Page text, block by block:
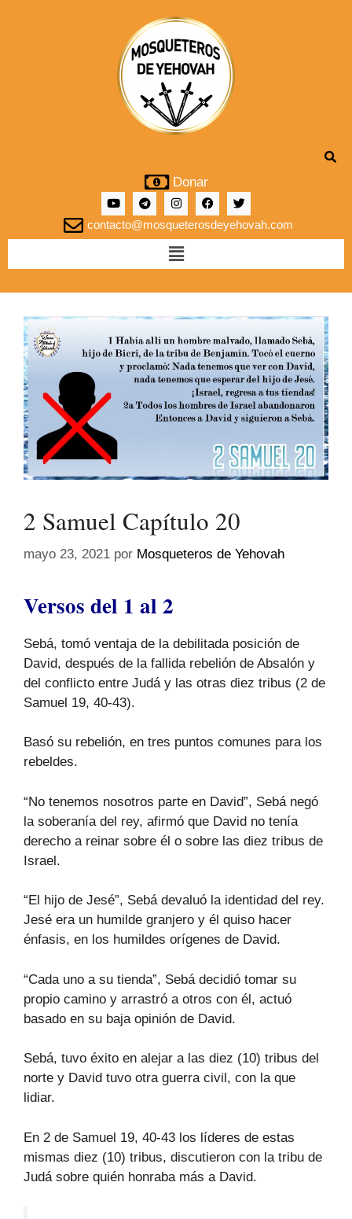
Donar
contacto@mosqueterosdeyehovah.com
2 Samuel Capítulo 20
mayo 23, 2021 por Mosqueteros de Yehovah
Versos del 1 al 2
Sebá, tomó ventaja de la debilitada posición de
David, después de la fallida rebelión de Absalón y
del conflicto entre Judá y las otras diez tribus (2 de
Samuel 19, 40-43).
Basó su rebelión, en tres puntos comunes para los
rebeldes.
“No tenemos nosotros parte en David”, Sebá negó
la soberanía del rey, afirmó que David no tenía
derecho a reinar sobre él o sobre las diez tribus de
Israel.
“El hijo de Jesé”, Sebá devaluó la identidad del rey.
Jesé era un humilde granjero y él quiso hacer
énfasis, en los humildes orígenes de David.
“Cada uno a su tienda”, Sebá decidió tomar su
propio camino y arrastró a otros con él, actuó
basado en su baja opinión de David.
Sebá, tuvo éxito en alejar a las diez (10) tribus del
norte y David tuvo otra guerra civil, con la que
lidiar.
En 2 de Samuel 19, 40-43 los líderes de estas
mismas diez (10) tribus, discutieron con la tribu de
Judá sobre quién honraba más a David.